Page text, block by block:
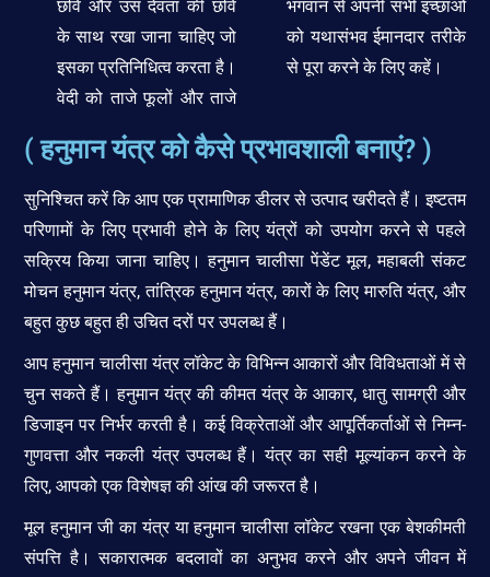
छवि और उस देवता की छवि
के साथ रखा जाना चाहिए जो
इसका प्रतिनिधित्व करता है।
वेदी को ताजे फूलों और ताजे
भगवान से अपनी सभी इच्छाओं
को यथासंभव ईमानदार तरीके
से पूरा करने के लिए कहें।
( हनुमान यंत्र को कैसे प्रभावशाली बनाएं? )
सुनिश्चित करें कि आप एक प्रामाणिक डीलर से उत्पाद खरीदते हैं। इष्टतम
परिणामों के लिए प्रभावी होने के लिए यंत्रों को उपयोग करने से पहले
सक्रिय किया जाना चाहिए। हनुमान चालीसा पेंडेंट मूल, महाबली संकट
मोचन हनुमान यंत्र, तांत्रिक हनुमान यंत्र, कारों के लिए मारुति यंत्र, और
बहुत कुछ बहुत ही उचित दरों पर उपलब्ध हैं।
आप हनुमान चालीसा यंत्र लॉकेट के विभिन्न आकारों और विविधताओं में से
चुन सकते हैं। हनुमान यंत्र की कीमत यंत्र के आकार, धातु सामग्री और
डिजाइन पर निर्भर करती है। कई विक्रेताओं और आपूर्तिकर्ताओं से निम्न-
गुणवत्ता और नकली यंत्र उपलब्ध हैं। यंत्र का सही मूल्यांकन करने के
लिए, आपको एक विशेषज्ञ की आंख की जरूरत है।
मूल हनुमान जी का यंत्र या हनुमान चालीसा लॉकेट रखना एक बेशकीमती
संपत्ति है। सकारात्मक बदलावों का अनुभव करने और अपने जीवन में